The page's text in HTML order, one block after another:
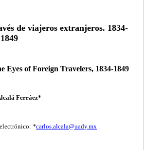
de viajeros extranjeros. 1834-
1849
Eyes of Foreign Travelers, 1834-1849
Ferráez*
*carlos.alcala@uady.mx